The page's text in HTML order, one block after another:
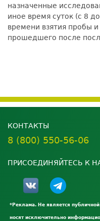
назначенные
иное время суток (с 8
времени взятия пробы
прошедшего после
КОНТАКТЫ
8 (800) 550-56-06
ПРИСОЕДИНЯЙТЕСЬ К
*Реклама. Не является
носят исключительно